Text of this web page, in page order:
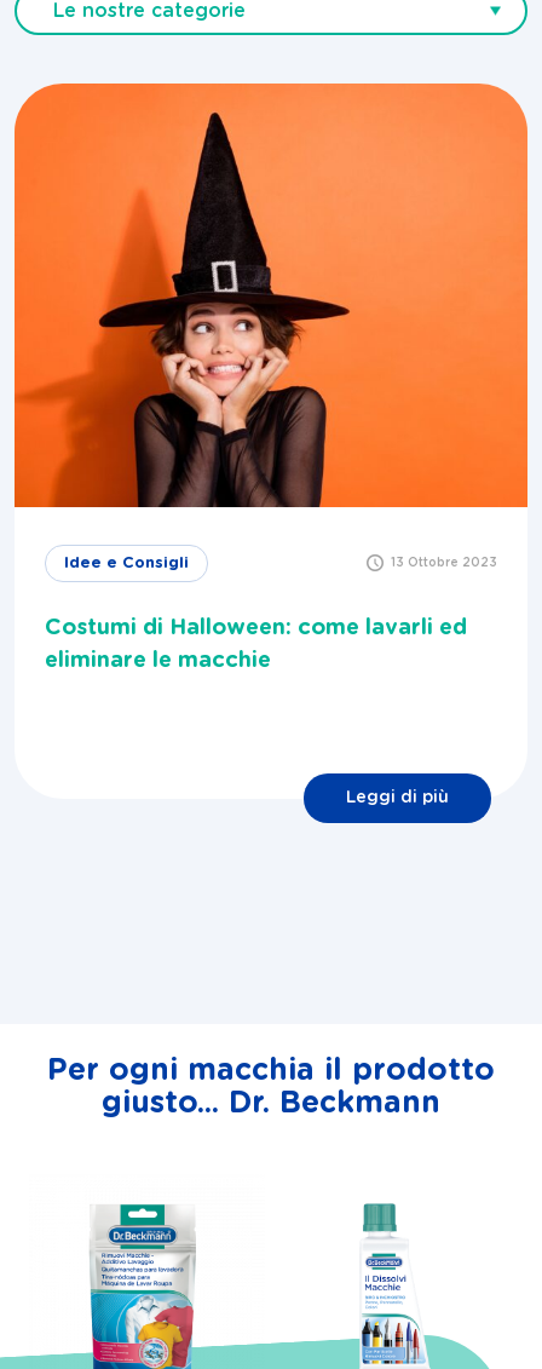
Le nostre categorie
Idee e Consigli 13 Ottobre 2023
Costumi di Halloween: come lavarli ed
eliminare le macchie
Leggi di più
Per ogni macchia il prodotto
giusto... Dr. Beckmann